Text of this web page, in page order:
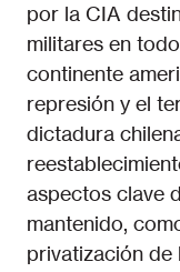
por la CIA
militares en
continente
represión y el
dictadura
aspectos clave
mantenido,
privatización de